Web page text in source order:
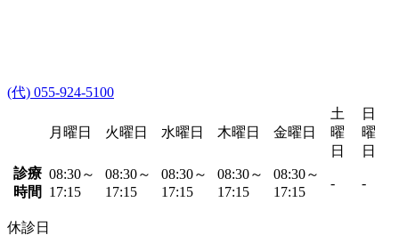
(代) 055-924-5100
月曜日 火曜日 水曜日 木曜日 金曜日
土
曜
日
日
曜
日
診療
時間
08:30～
17:15
08:30～
17:15
08:30～
17:15
08:30～
17:15
08:30～
17:15
- -
休診日